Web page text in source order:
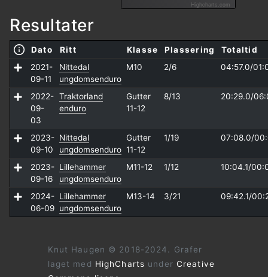
Highcharts.com
Resultater
Dato Ritt Klasse Plassering
Totaltid
2021-
09-11
Nittedal
ungdomsenduro
M10 2/6 04:57.0/
2022-
09-
03
Traktorland
enduro
Gutter
11-12
8/13 20:29.0/
2023-
09-10
Nittedal
ungdomsenduro
Gutter
11-12
1/19 07:08.0/
2023-
09-16
Lillehammer
ungdomsenduro
M11-12 1/12 10:04.1/
2024-
06-09
Lillehammer
ungdomsenduro
M13-14 3/21 09:42.1/
Knut Haugen © 2018-2024. Grafer
laget med HighCharts under Creative